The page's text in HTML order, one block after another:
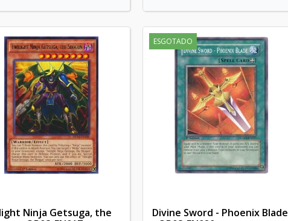
Ninja Getsuga, the
ESGOTADO
Divine Sword - Phoenix Blade